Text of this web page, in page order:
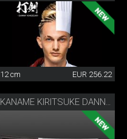
12 cm EUR 256.22
KANAME KIRITSUKE DANNY KHEZZAR 19.5 CM